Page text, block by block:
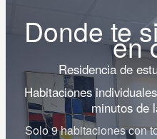
Donde te
en
Residencia de
Habitaciones
minutos de
Solo 9 habitaciones con